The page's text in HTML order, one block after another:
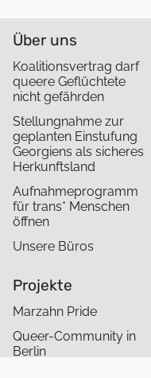
Über uns
Koalitionsvertrag darf
queere Geflüchtete
nicht gefährden
Stellungnahme zur
geplanten Einstufung
Georgiens als sicheres
Herkunftsland
Aufnahmeprogramm
für trans* Menschen
öffnen
Unsere Büros
Projekte
Marzahn Pride
Queer-Community in
Berlin